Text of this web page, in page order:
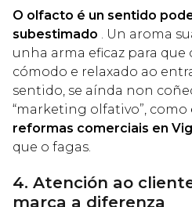
O olfacto é un sentido
subestimado . Un aroma
unha arma eficaz para que
cómodo e relaxado ao
sentido, se aínda non
“marketing olfativo”, como
reformas comerciais en
que o fagas.
4. Atención ao
marca a diferenza